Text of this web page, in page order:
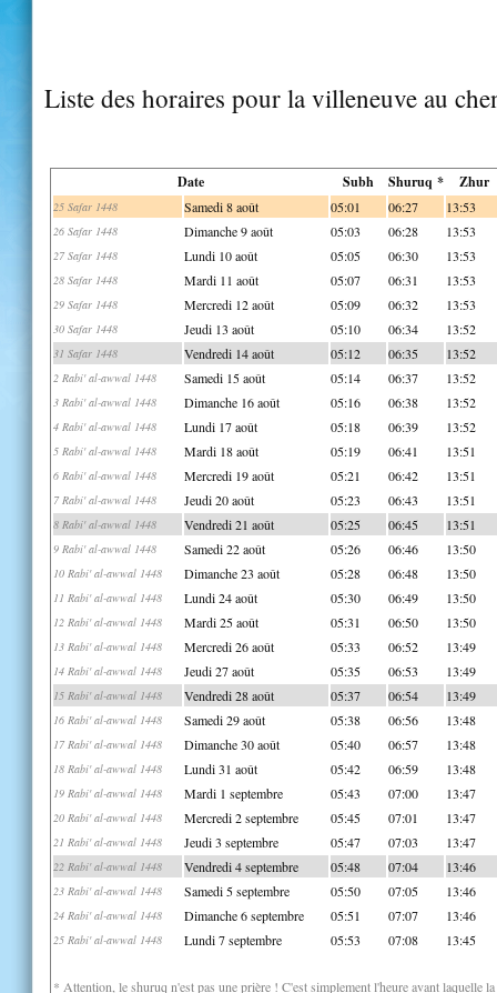
Liste des horaires pour la villeneuve au
Date Subh Shuruq * Zhur
25 Safar 1448 Samedi 8 août 05:01 06:27 13:53
26 Safar 1448 Dimanche 9 août 05:03 06:28 13:53
27 Safar 1448 Lundi 10 août 05:05 06:30 13:53
28 Safar 1448 Mardi 11 août 05:07 06:31 13:53
29 Safar 1448 Mercredi 12 août 05:09 06:32 13:53
30 Safar 1448 Jeudi 13 août 05:10 06:34 13:52
31 Safar 1448 Vendredi 14 août 05:12 06:35 13:52
2 Rabi' al-awwal 1448 Samedi 15 août 05:14 06:37 13:52
3 Rabi' al-awwal 1448 Dimanche 16 août 05:16 06:38 13:52
4 Rabi' al-awwal 1448 Lundi 17 août 05:18 06:39 13:52
5 Rabi' al-awwal 1448 Mardi 18 août 05:19 06:41 13:51
6 Rabi' al-awwal 1448 Mercredi 19 août 05:21 06:42 13:51
7 Rabi' al-awwal 1448 Jeudi 20 août 05:23 06:43 13:51
8 Rabi' al-awwal 1448 Vendredi 21 août 05:25 06:45 13:51
9 Rabi' al-awwal 1448 Samedi 22 août 05:26 06:46 13:50
10 Rabi' al-awwal 1448 Dimanche 23 août 05:28 06:48 13:50
11 Rabi' al-awwal 1448 Lundi 24 août 05:30 06:49 13:50
12 Rabi' al-awwal 1448 Mardi 25 août 05:31 06:50 13:50
13 Rabi' al-awwal 1448 Mercredi 26 août 05:33 06:52 13:49
14 Rabi' al-awwal 1448 Jeudi 27 août 05:35 06:53 13:49
15 Rabi' al-awwal 1448 Vendredi 28 août 05:37 06:54 13:49
16 Rabi' al-awwal 1448 Samedi 29 août 05:38 06:56 13:48
17 Rabi' al-awwal 1448 Dimanche 30 août 05:40 06:57 13:48
18 Rabi' al-awwal 1448 Lundi 31 août 05:42 06:59 13:48
19 Rabi' al-awwal 1448 Mardi 1 septembre 05:43 07:00 13:47
20 Rabi' al-awwal 1448 Mercredi 2 septembre 05:45 07:01 13:47
21 Rabi' al-awwal 1448 Jeudi 3 septembre 05:47 07:03 13:47
22 Rabi' al-awwal 1448 Vendredi 4 septembre 05:48 07:04 13:46
23 Rabi' al-awwal 1448 Samedi 5 septembre 05:50 07:05 13:46
24 Rabi' al-awwal 1448 Dimanche 6 septembre 05:51 07:07 13:46
25 Rabi' al-awwal 1448 Lundi 7 septembre 05:53 07:08 13:45
* Attention, le shuruq n'est pas une prière ! C'est simplement l'heure avant laquelle